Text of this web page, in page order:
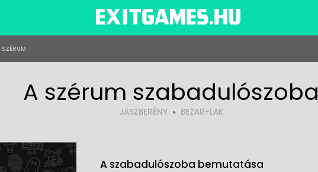
A szérum szabadulószoba
JÁSZBERÉNY BEZAR-LAK
A szabadulószoba bemutatása